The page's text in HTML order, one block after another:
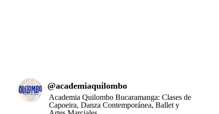
@academiaquilombo
Academia Quilombo Bucaramanga: Clases de
Capoeira, Danza Contemporánea, Ballet y